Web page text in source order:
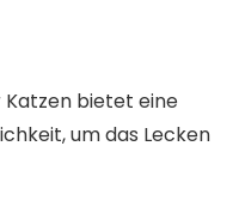
Katzen bietet eine
um das Lecken